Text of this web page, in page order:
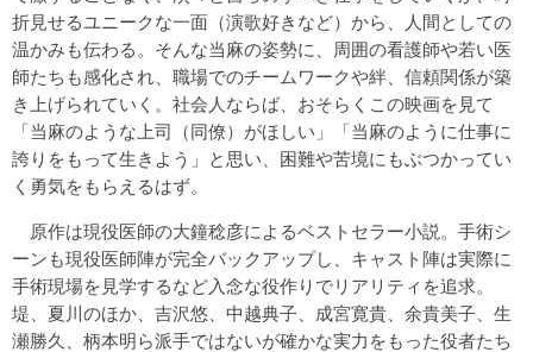
折見せるユニークな一面（演歌好きなど）から、人間としての
温かみも伝わる。そんな当麻の姿勢に、周囲の看護師や若い医
師たちも感化され、職場でのチームワークや絆、信頼関係が築
き上げられていく。社会人ならば、おそらくこの映画を見て
「当麻のような上司（同僚）がほしい」「当麻のように仕事に
誇りをもって生きよう」と思い、困難や苦境にもぶつかってい
く勇気をもらえるはず。
原作は現役医師の大鐘稔彦によるベストセラー小説。手術シ
ーンも現役医師陣が完全バックアップし、キャスト陣は実際に
手術現場を見学するなど入念な役作りでリアリティを追求。
堤、夏川のほか、吉沢悠、中越典子、成宮寛貴、余貴美子、生
瀬勝久、柄本明ら派手ではないが確かな実力をもった役者たち